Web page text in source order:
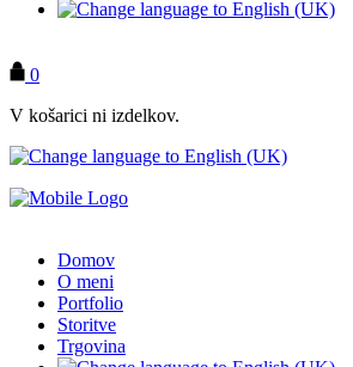
0
V košarici ni izdelkov.
Domov
O meni
Portfolio
Storitve
Trgovina